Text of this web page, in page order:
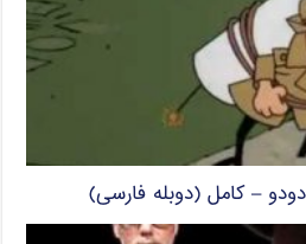
– کامل (دوبله فارسی)